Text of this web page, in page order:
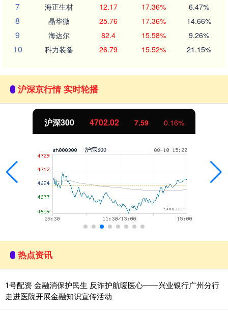
7 海正生材 12.17 17.36% 6.47%
8 晶华微 25.76 17.36% 14.66%
9 海达尔 82.4 15.58% 9.26%
10 科力装备 26.79 15.52% 21.15%
沪深京行情 实时轮播
北证50 1122.88 -11.37 -1.00%
热点资讯
1号配资 金融消保护民生 反诈护航暖医心——兴业银行广州分行
走进医院开展金融知识宣传活动